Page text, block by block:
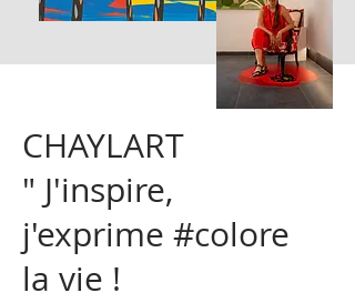
CHAYLART
" J'inspire,
j'exprime #colore
la vie !